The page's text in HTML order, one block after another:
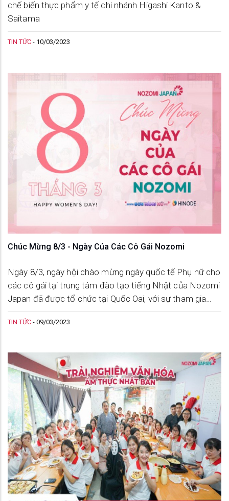
chế biến thực phẩm y tế chi nhánh Higashi Kanto &
Saitama
TIN TỨC - 10/03/2023
Chúc Mừng 8/3 - Ngày Của Các Cô Gái Nozomi
Ngày 8/3, ngày hội chào mừng ngày quốc tế Phụ nữ cho
các cô gái tại trung tâm đào tạo tiếng Nhật của Nozomi
Japan đã được tổ chức tại Quốc Oai, với sự tham gia
của cả 2 cơ sở đào tạo Hoàng Quốc Việt và Quốc Oai.
TIN TỨC - 09/03/2023